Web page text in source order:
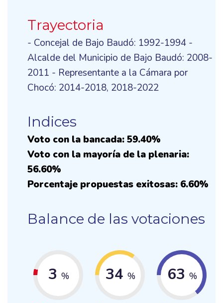
Trayectoria
- Concejal de Bajo Baudó: 1992-1994 -
Alcalde del Municipio de Bajo Baudó: 2008-
2011 - Representante a la Cámara por
Chocó: 2014-2018, 2018-2022
Indices
Voto con la bancada: 59.40%
Voto con la mayoría de la plenaria:
56.60%
Porcentaje propuestas exitosas: 6.60%
Balance de las votaciones
3 % 34 % 63 %